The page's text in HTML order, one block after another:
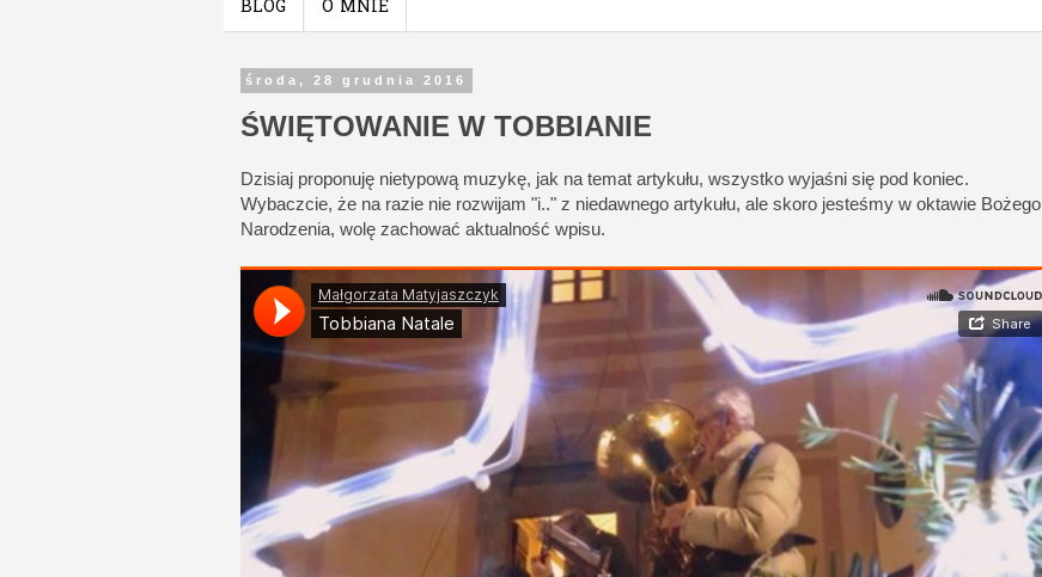
BLOG O MNIE
środa, 28 grudnia 2016
ŚWIĘTOWANIE W TOBBIANIE
Dzisiaj proponuję nietypową muzykę, jak na temat artykułu, wszystko wyjaśni się pod koniec.
Wybaczcie, że na razie nie rozwijam "i.." z niedawnego artykułu, ale skoro jesteśmy w oktawie Bożego
Narodzenia, wolę zachować aktualność wpisu.